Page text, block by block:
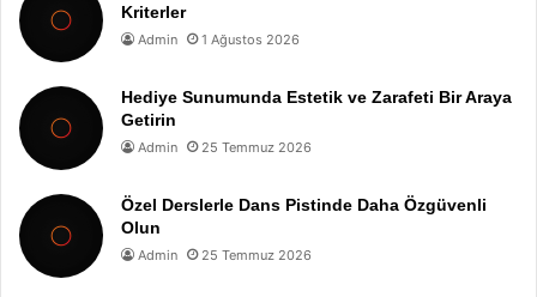
Kriterler
Admin 1 Ağustos 2026
Hediye Sunumunda Estetik ve Zarafeti Bir Araya
Getirin
Admin 25 Temmuz 2026
Özel Derslerle Dans Pistinde Daha Özgüvenli
Olun
Admin 25 Temmuz 2026